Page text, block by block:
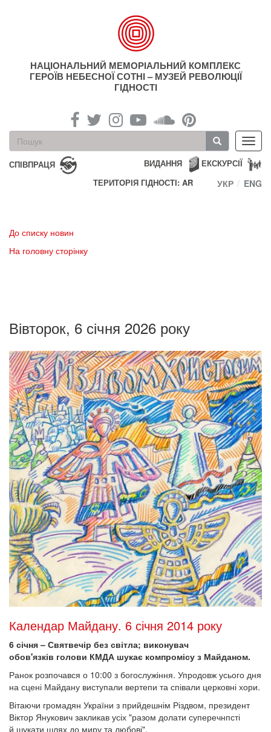
НАЦІОНАЛЬНИЙ МЕМОРІАЛЬНИЙ КОМПЛЕКС
ГЕРОЇВ НЕБЕСНОЇ СОТНІ – МУЗЕЙ РЕВОЛЮЦІЇ
ГІДНОСТІ
Пошукова
форма
Пошук
СПІВПРАЦЯ ЕКСКУРСІЇ
ВИДАННЯ
ТЕРИТОРІЯ ГІДНОСТІ: AR
УКР ENG
До списку новин
На головну сторінку
Вівторок, 6 січня 2026 року
Календар Майдану. 6 січня 2014 року
6 січня – Святвечір без світла; виконувач
обов'язків голови КМДА шукає компромісу з Майданом.
Ранок розпочався о 10:00 з богослужіння. Упродовж усього дня
на сцені Майдану виступали вертепи та співали церковні хори.
Вітаючи громадян України з прийдешнім Різдвом, президент
Віктор Янукович закликав усіх "разом долати суперечнпсті
й шукати шлях до миру та любові".